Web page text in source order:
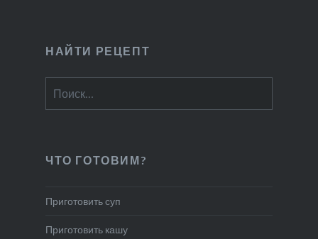
НАЙТИ РЕЦЕПТ
ЧТО ГОТОВИМ?
Приготовить суп
Приготовить кашу